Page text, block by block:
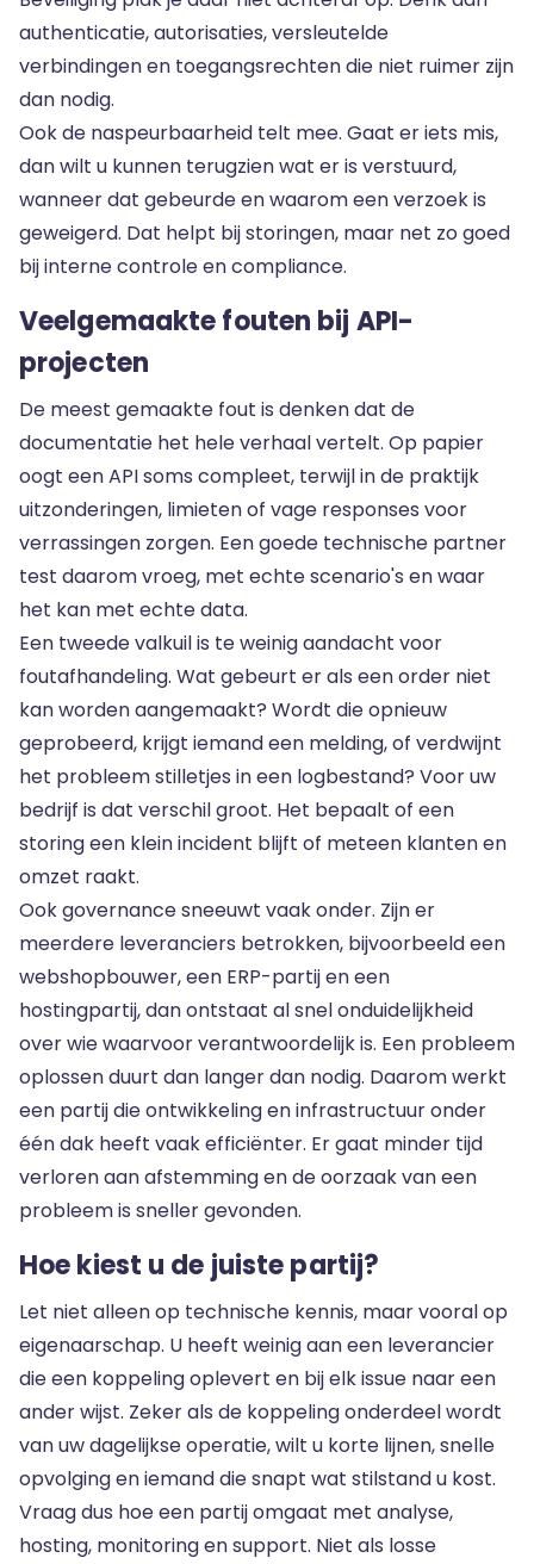
authenticatie, autorisaties, versleutelde
verbindingen en toegangsrechten die niet ruimer zijn
dan nodig.
Ook de naspeurbaarheid telt mee. Gaat er iets mis,
dan wilt u kunnen terugzien wat er is verstuurd,
wanneer dat gebeurde en waarom een verzoek is
geweigerd. Dat helpt bij storingen, maar net zo goed
bij interne controle en compliance.
Veelgemaakte fouten bij API-
projecten
De meest gemaakte fout is denken dat de
documentatie het hele verhaal vertelt. Op papier
oogt een API soms compleet, terwijl in de praktijk
uitzonderingen, limieten of vage responses voor
verrassingen zorgen. Een goede technische partner
test daarom vroeg, met echte scenario's en waar
het kan met echte data.
Een tweede valkuil is te weinig aandacht voor
foutafhandeling. Wat gebeurt er als een order niet
kan worden aangemaakt? Wordt die opnieuw
geprobeerd, krijgt iemand een melding, of verdwijnt
het probleem stilletjes in een logbestand? Voor uw
bedrijf is dat verschil groot. Het bepaalt of een
storing een klein incident blijft of meteen klanten en
omzet raakt.
Ook governance sneeuwt vaak onder. Zijn er
meerdere leveranciers betrokken, bijvoorbeeld een
webshopbouwer, een ERP-partij en een
hostingpartij, dan ontstaat al snel onduidelijkheid
over wie waarvoor verantwoordelijk is. Een probleem
oplossen duurt dan langer dan nodig. Daarom werkt
een partij dieontwikkeling en infrastructuuronder
één dak heeft vaak efficiënter. Er gaat minder tijd
verloren aan afstemming en de oorzaak van een
probleem is sneller gevonden.
Hoe kiest u de juiste partij?
Let niet alleen op technische kennis, maar vooral op
eigenaarschap. U heeft weinig aan een leverancier
die een koppeling oplevert en bij elk issue naar een
ander wijst. Zeker als de koppeling onderdeel wordt
van uw dagelijkse operatie, wilt u korte lijnen, snelle
opvolging en iemand die snapt wat stilstand u kost.
Vraag dus hoe een partij omgaat met analyse,
hosting, monitoring en support. Niet als losse